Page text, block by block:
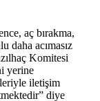
aç bırakma,
daha acımasız
Komitesi
yerine
iletişim
diye